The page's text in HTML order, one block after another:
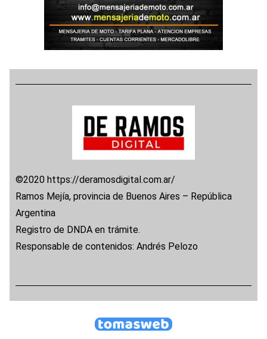
©2020 https://deramosdigital.com.ar/
Ramos Mejía, provincia de Buenos Aires – República
Argentina
Registro de DNDA en trámite.
Responsable de contenidos: Andrés Pelozo